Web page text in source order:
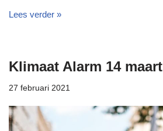
Lees verder »
Klimaat Alarm 14 maart
27 februari 2021